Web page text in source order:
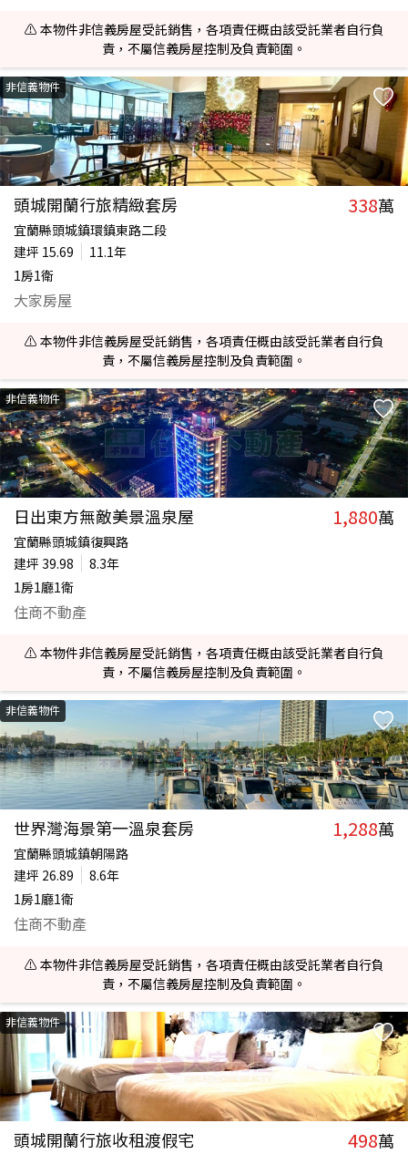
⚠️ 本物件非信義房屋受託銷售，各項責任概由該受託業者自行負
責，不屬信義房屋控制及負責範圍。
非信義物件
頭城開蘭行旅精緻套房 338萬
宜蘭縣頭城鎮環鎮東路二段
建坪 15.69
11.1年
1房1衛
大家房屋
⚠️ 本物件非信義房屋受託銷售，各項責任概由該受託業者自行負
責，不屬信義房屋控制及負責範圍。
非信義物件
日出東方無敵美景溫泉屋 1,880萬
宜蘭縣頭城鎮復興路
建坪 39.98
8.3年
1房1廳1衛
住商不動產
⚠️ 本物件非信義房屋受託銷售，各項責任概由該受託業者自行負
責，不屬信義房屋控制及負責範圍。
非信義物件
世界灣海景第一溫泉套房 1,288萬
宜蘭縣頭城鎮朝陽路
建坪 26.89
8.6年
1房1廳1衛
住商不動產
⚠️ 本物件非信義房屋受託銷售，各項責任概由該受託業者自行負
責，不屬信義房屋控制及負責範圍。
非信義物件
頭城開蘭行旅收租渡假宅 498萬